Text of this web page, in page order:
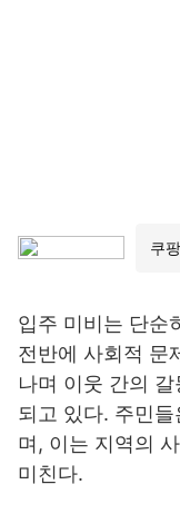
입주 미비는 단순
전반에 사회적 문
나며 이웃 간의
되고 있다. 주민
며, 이는 지역의
미친다.